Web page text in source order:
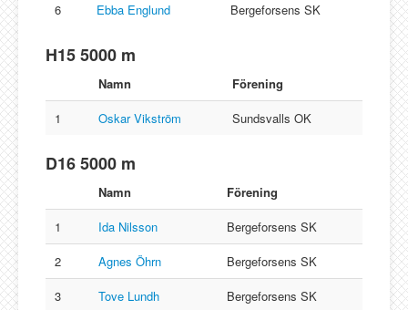
6
Ebba Englund Bergeforsens SK
H15 5000 m
Namn
Förening
1
Oskar Vikström Sundsvalls OK
D16 5000 m
Namn
Förening
1
Ida Nilsson
Bergeforsens SK
2
Agnes Öhrn
Bergeforsens SK
3
Tove Lundh Bergeforsens SK